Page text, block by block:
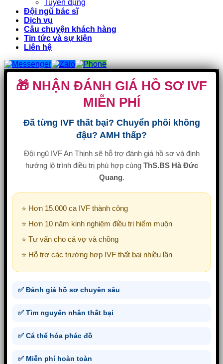
Tuyển dụng
Đội ngũ bác sĩ
Dịch vụ
Câu chuyện khách hàng
Tin tức và sự kiện
Liên hệ
🎁 NHẬN ĐÁNH GIÁ HỒ SƠ IVF
MIỄN PHÍ
Đã từng IVF thất bại? Chuyển phôi không
đậu? AMH thấp?
Đội ngũ IVF An Thịnh sẽ hỗ trợ đánh giá hồ sơ và định
hướng lộ trình điều trị phù hợp cùng ThS.BS Hà Đức
Quang.
⭐ Hơn 15.000 ca IVF thành công
⭐ Hơn 10 năm kinh nghiệm điều trị hiếm muộn
⭐ Tư vấn cho cả vợ và chồng
⭐ Hỗ trợ các trường hợp IVF thất bại nhiều lần
✅ Đánh giá hồ sơ chuyên sâu
✅ Tìm nguyên nhân thất bại
✅ Cá thể hóa phác đồ
✅ Miễn phí hoàn toàn